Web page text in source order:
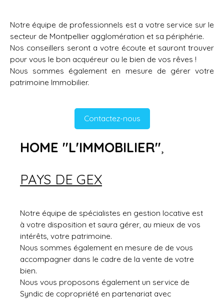
Notre équipe de professionnels est a votre service sur le
secteur de Montpellier agglomération et sa périphérie.
Nos conseillers seront a votre écoute et sauront trouver
pour vous le bon acquéreur ou le bien de vos rêves !
Nous sommes également en mesure de gérer votre
patrimoine Immobilier.
Contactez-nous
HOME "L'IMMOBILIER",
PAYS DE GEX
Notre équipe de spécialistes en gestion locative est
à votre disposition et saura gérer, au mieux de vos
intérêts, votre patrimoine.
Nous sommes également en mesure de de vous
accompagner dans le cadre de la vente de votre
bien.
Nous vous proposons également un service de
Syndic de copropriété en partenariat avec